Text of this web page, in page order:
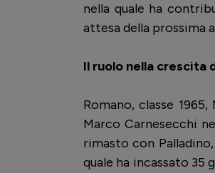
nella quale ha
attesa della prossima
Il ruolo nella crescita
Romano, classe
Marco Carnesecchi
rimasto con
quale ha incassato